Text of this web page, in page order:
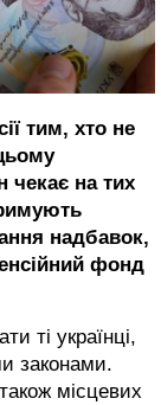
тим, хто не
чекає на тих
надбавок,
фонд
ті українці,
законами.
місцевих